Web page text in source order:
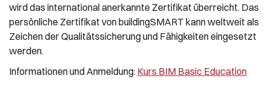
wird das international anerkannte Zertifikat überreicht. Das
persönliche Zertifikat von buildingSMART kann weltweit als
Zeichen der Qualitätssicherung und Fähigkeiten eingesetzt
werden.
Informationen und Anmeldung: Kurs BIM Basic Education